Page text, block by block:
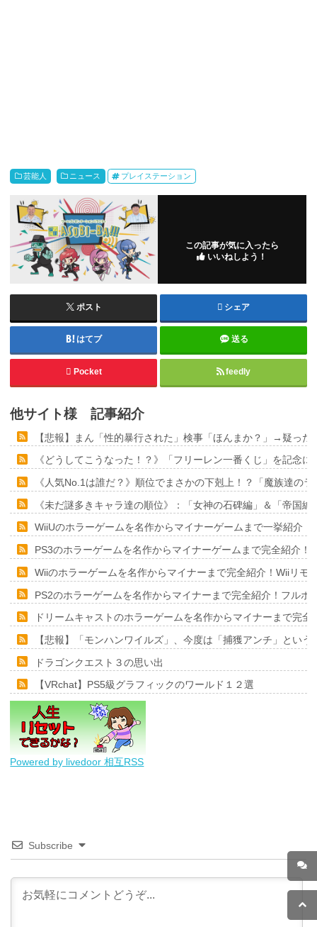
芸能人 ニュース プレイステーション
この記事が気に入ったら
いいねしよう！
ポスト シェア
はてブ 送る
Pocket feedly
他サイト様 記事紹介
【悲報】まん「性的暴行された」検事「ほんまか？」→疑った
《どうしてこうなった！？》「フリーレン一番くじ」を記念
《人気No.1は誰だ？》順位でまさかの下剋上！？「魔族達の
《未だ謎多きキャラ達の順位》：「女神の石碑編」＆「帝国
WiiUのホラーゲームを名作からマイナーゲームまで一挙紹介
PS3のホラーゲームを名作からマイナーゲームまで完全紹介
Wiiのホラーゲームを名作からマイナーまで完全紹介！Wiiリモ
PS2のホラーゲームを名作からマイナーまで完全紹介！フルポ
ドリームキャストのホラーゲームを名作からマイナーまで完
【悲報】「モンハンワイルズ」、今度は「捕獲アンチ」とい
ドラゴンクエスト３の思い出
【VRchat】PS5級グラフィックのワールド１２選
Powered by livedoor 相互RSS
Subscribe